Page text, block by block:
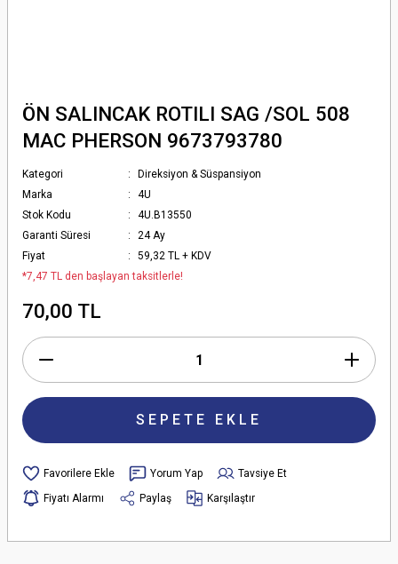
ÖN SALINCAK ROTILI SAG /SOL 508
MAC PHERSON 9673793780
Kategori
Direksiyon & Süspansiyon
Marka
4U
Stok Kodu
4U.B13550
Garanti Süresi
24 Ay
Fiyat
59,32 TL + KDV
*7,47 TL den başlayan taksitlerle!
70,00 TL
SEPETE EKLE
Yorum Yap
Tavsiye Et
Fiyatı Alarmı
Paylaş Karşılaştır